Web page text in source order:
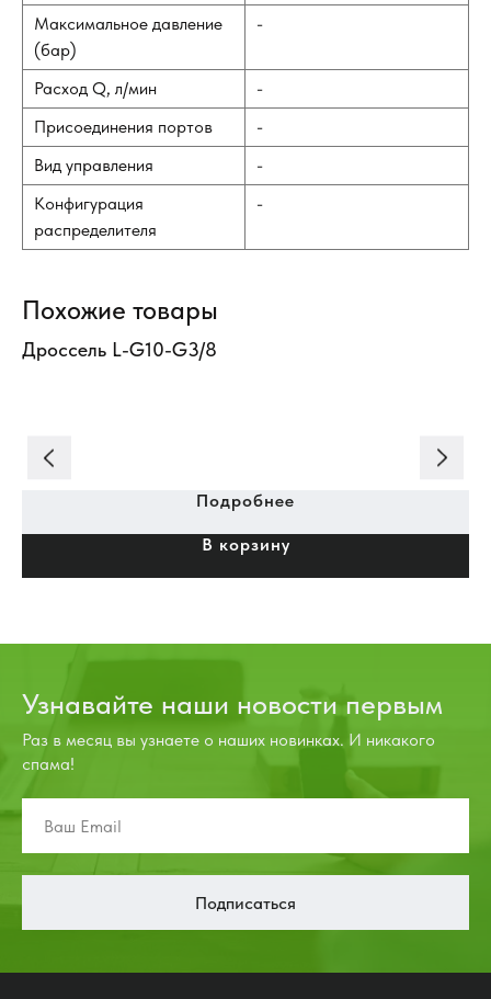
Максимальное давление
(бар)
-
Расход Q, л/мин
-
Присоединения портов
-
Вид управления
-
Конфигурация
распределителя
-
Похожие товары
Дроссель L-G10-G3/8
Подробнее
В корзину
Узнавайте наши новости первым
Раз в месяц вы узнаете о наших новинках. И никакого
спама!
Подписаться